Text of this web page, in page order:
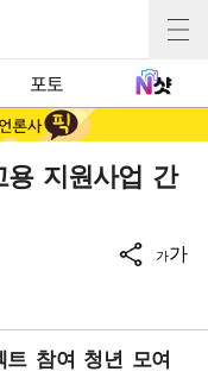
포토
지원사업 간
가가
트 참여 청년 모여